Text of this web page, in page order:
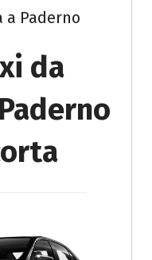
a Paderno
da